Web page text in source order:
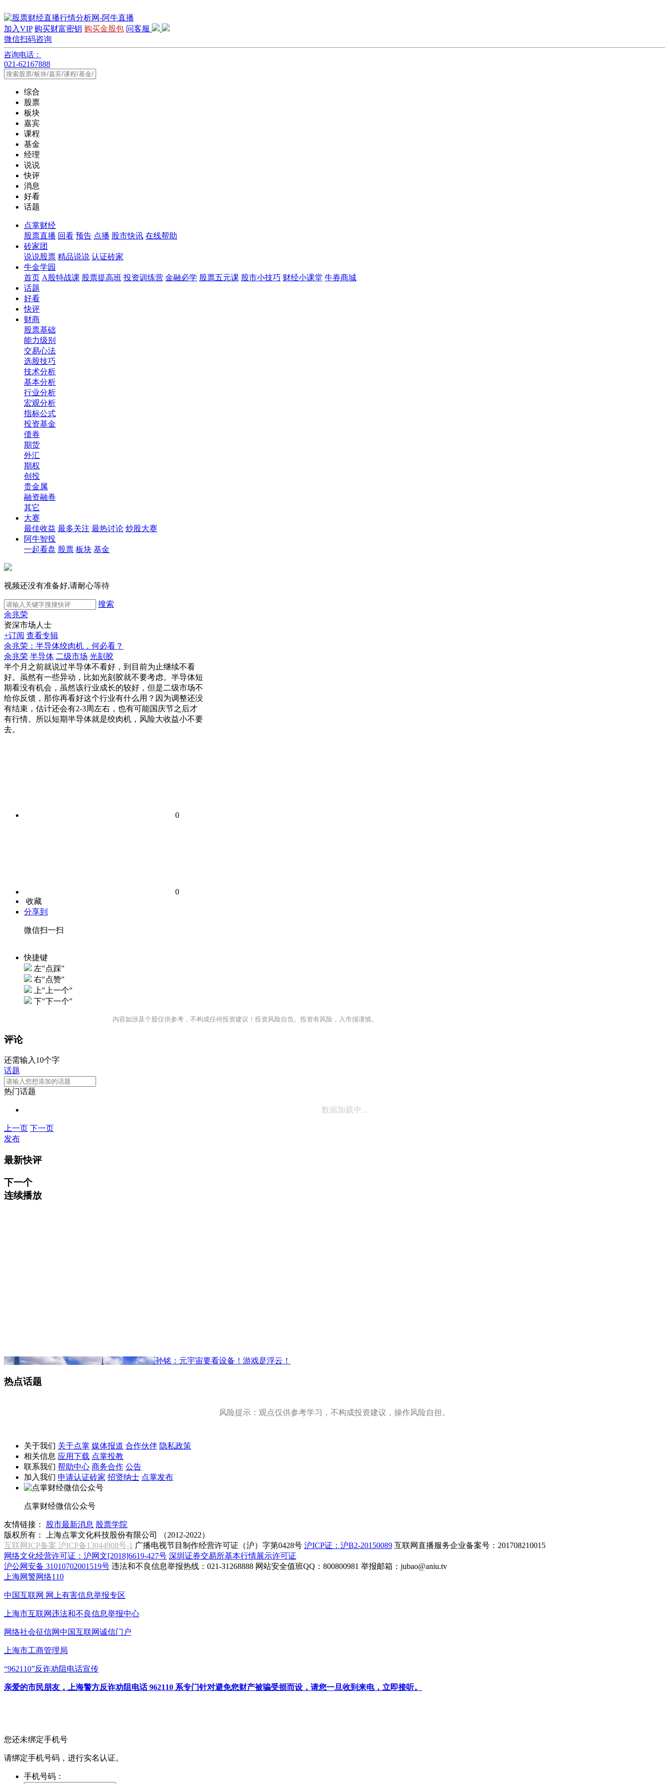
加入VIP 购买财富密钥 购买金股包 问客服
微信扫码咨询
咨询电话：
021-62167888
综合
股票
板块
嘉宾
课程
基金
经理
说说
快评
消息
好看
话题
点掌财经
股票直播 回看 预告 点播 股市快讯 在线帮助
砖家团
说说股票 精品说说 认证砖家
牛金学园
首页 A股特战课 股票提高班 投资训练营 金融必学 股票五元课 股市小技巧 财经小课堂 牛券商城
话题
好看
快评
财商
股票基础
能力级别
交易心法
选股技巧
技术分析
基本分析
行业分析
宏观分析
指标公式
投资基金
债券
期货
外汇
期权
创投
贵金属
融资融券
其它
大赛
最佳收益 最多关注 最热讨论 炒股大赛
阿牛智投
一起看盘 股票 板块 基金
视频还没有准备好,请耐心等待
搜索
余兆荣
资深市场人士
+订阅 查看专辑
余兆荣：半导体绞肉机，何必看？
余兆荣 半导体 二级市场 光刻胶
半个月之前就说过半导体不看好，到目前为止继续不看
好。虽然有一些异动，比如光刻胶就不要考虑。半导体短
期看没有机会，虽然该行业成长的较好，但是二级市场不
给你反馈，那你再看好这个行业有什么用？因为调整还没
有结束，估计还会有2-3周左右，也有可能国庆节之后才
有行情。所以短期半导体就是绞肉机，风险大收益小不要
去。
0
0
收藏
分享到
微信扫一扫
快捷键
左"点踩"
右"点赞"
上"上一个"
下"下一个"
内容如涉及个股仅供参考，不构成任何投资建议！投资风险自负。投资有风险，入市须谨慎。
评论
还需输入10个字
话题
热门话题
数据加载中...
上一页 下一页
发布
最新快评
下一个
连续播放
孙铭：元宇宙要看设备！游戏是浮云！
热点话题
风险提示：观点仅供参考学习，不构成投资建议，操作风险自担。
关于我们 关于点掌 媒体报道 合作伙伴 隐私政策
相关信息 应用下载 点掌投教
联系我们 帮助中心 商务合作 公告
加入我们 申请认证砖家 招贤纳士 点掌发布
点掌财经微信公众号
友情链接： 股市最新消息 股票学院
版权所有：
上海点掌文化科技股份有限公司 （2012-2022）
互联网ICP备案 沪ICP备13044908号-1 广播电视节目制作经营许可证（沪）字第0428号 沪ICP证：沪B2-20150089 互联网直播服务企业备案号：201708210015
网络文化经营许可证：沪网文[2018]6619-427号 深圳证券交易所基本行情展示许可证
沪公网安备 31010702001519号 违法和不良信息举报热线：021-31268888 网站安全值班QQ：800800981 举报邮箱： jubao@aniu.tv
上海网警网络110
中国互联网 网上有害信息举报专区
上海市互联网违法和不良信息举报中心
网络社会征信网中国互联网诚信门户
上海市工商管理局
“962110”反诈劝阻电话宣传
亲爱的市民朋友，上海警方反诈劝阻电话 962110 系专门针对避免您财产被骗受损而设，请您一旦收到来电，立即接听。
您还未绑定手机号
请绑定手机号码，进行实名认证。
手机号码：